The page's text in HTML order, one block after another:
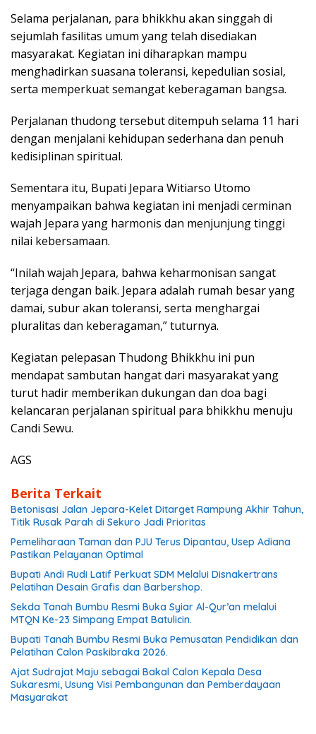
Selama perjalanan, para bhikkhu akan singgah di
sejumlah fasilitas umum yang telah disediakan
masyarakat. Kegiatan ini diharapkan mampu
menghadirkan suasana toleransi, kepedulian sosial,
serta memperkuat semangat keberagaman bangsa.
Perjalanan thudong tersebut ditempuh selama 11 hari
dengan menjalani kehidupan sederhana dan penuh
kedisiplinan spiritual.
Sementara itu, Bupati Jepara Witiarso Utomo
menyampaikan bahwa kegiatan ini menjadi cerminan
wajah Jepara yang harmonis dan menjunjung tinggi
nilai kebersamaan.
“Inilah wajah Jepara, bahwa keharmonisan sangat
terjaga dengan baik. Jepara adalah rumah besar yang
damai, subur akan toleransi, serta menghargai
pluralitas dan keberagaman,” tuturnya.
Kegiatan pelepasan Thudong Bhikkhu ini pun
mendapat sambutan hangat dari masyarakat yang
turut hadir memberikan dukungan dan doa bagi
kelancaran perjalanan spiritual para bhikkhu menuju
Candi Sewu.
AGS
Berita Terkait
Betonisasi Jalan Jepara-Kelet Ditarget Rampung Akhir Tahun,
Titik Rusak Parah di Sekuro Jadi Prioritas
Pemeliharaan Taman dan PJU Terus Dipantau, Usep Adiana
Pastikan Pelayanan Optimal
Bupati Andi Rudi Latif Perkuat SDM Melalui Disnakertrans
Pelatihan Desain Grafis dan Barbershop.
Sekda Tanah Bumbu Resmi Buka Syiar Al-Qur’an melalui
MTQN Ke-23 Simpang Empat Batulicin.
Bupati Tanah Bumbu Resmi Buka Pemusatan Pendidikan dan
Pelatihan Calon Paskibraka 2026.
Ajat Sudrajat Maju sebagai Bakal Calon Kepala Desa
Sukaresmi, Usung Visi Pembangunan dan Pemberdayaan
Masyarakat